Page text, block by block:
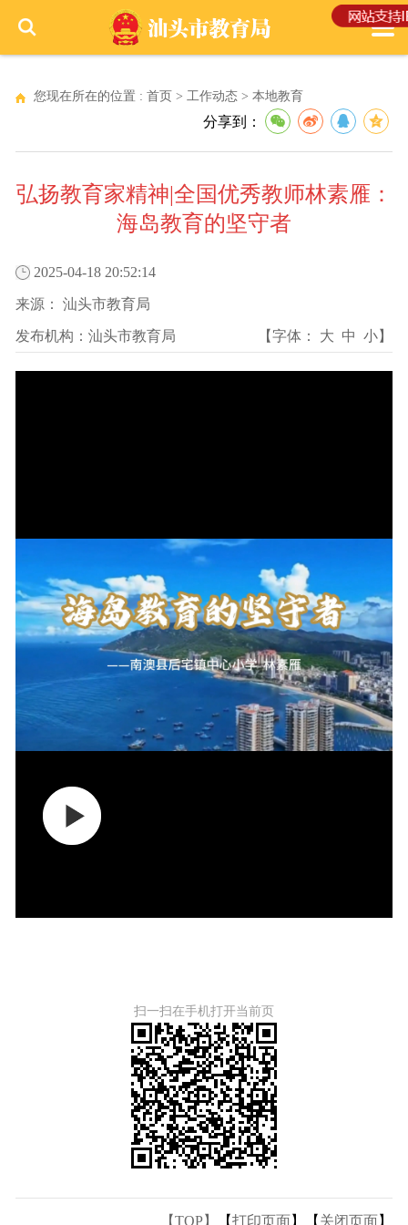
您现在所在的位置 : 首页 > 工作动态 > 本地教育
分享到：
弘扬教育家精神|全国优秀教师林素雁：
海岛教育的坚守者
2025-04-18 20:52:14
来源： 汕头市教育局
发布机构： 汕头市教育局 【字体： 大 中 小】
扫一扫在手机打开当前页
【TOP】 【打印页面】【 关闭页面】